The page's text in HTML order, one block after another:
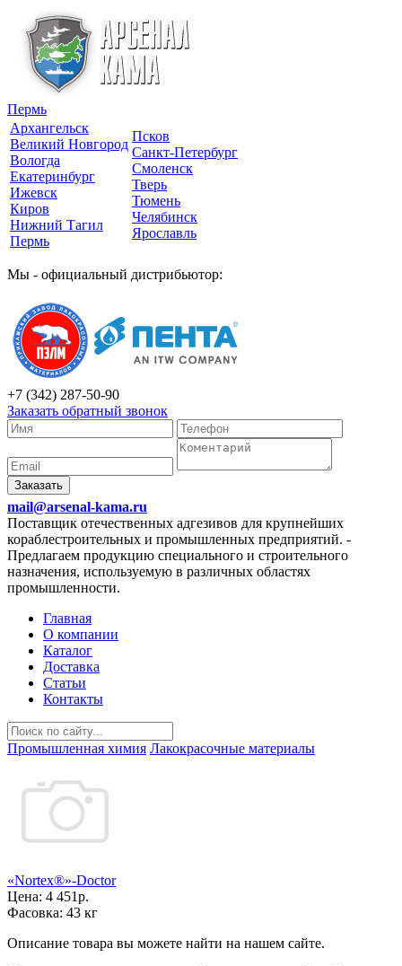
Пермь
Архангельск
Великий Новгород
Вологда
Екатеринбург
Ижевск
Киров
Нижний Тагил
Пермь
Псков
Санкт-Петербург
Смоленск
Тверь
Тюмень
Челябинск
Ярославль
Мы - официальный дистрибьютор:
+7 (342) 287-50-90
Заказать обратный звонок
Заказать
mail@arsenal-kama.ru
Поставщик отечественных адгезивов для крупнейших
кораблестроительных и промышленных предприятий. -
Предлагаем продукцию специального и строительного
назначения, используемую в различных областях
промышленности.
Главная
О компании
Каталог
Доставка
Статьи
Контакты
Промышленная химия Лакокрасочные материалы
«Nortex®»-Doctor
Цена: 4 451р.
Фасовка: 43 кг
Описание товара вы можете найти на нашем сайте.